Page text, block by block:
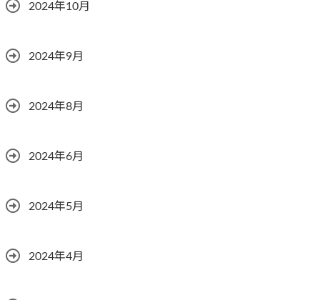
2024年10月
2024年9月
2024年8月
2024年6月
2024年5月
2024年4月